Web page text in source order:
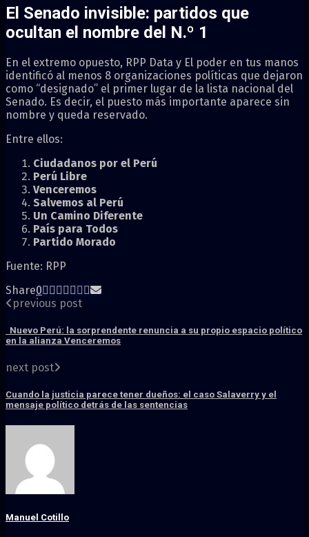
El Senado invisible: partidos que
ocultan el nombre del N.º 1
En el extremo opuesto, RPP Data y El poder en tus manos
identificó al menos 8 organizaciones políticas que dejaron
como “designado” el primer lugar de la lista nacional del
Senado. Es decir, el puesto más importante aparece sin
nombre y queda reservado.
Entre ellos:
Ciudadanos por el Perú
Perú Libre
Venceremos
Salvemos al Perú
Un Camino Diferente
País para Todos
Partido Morado
Fuente: RPP
Share0
previous post
Nuevo Perú: la sorprendente renuncia a su propio espacio político
en la alianza Venceremos
next post
Cuando la justicia parece tener dueños: el caso Salaverry y el
mensaje político detrás de las sentencias
Manuel Cotillo